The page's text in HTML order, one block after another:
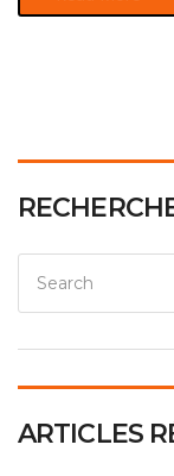
ARTICLES